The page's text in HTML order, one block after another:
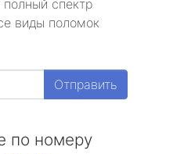
спектр
виды поломок
Отправить
по номеру